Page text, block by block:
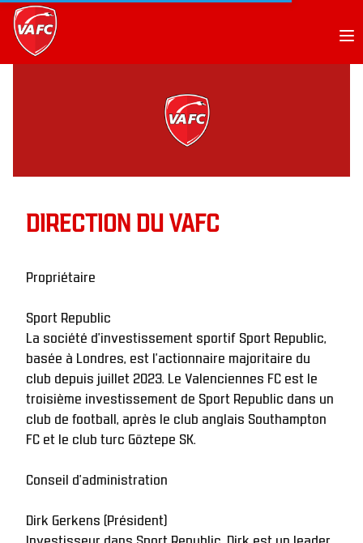
DIRECTION DU VAFC
Propriétaire
Sport Republic
La société d'investissement sportif Sport Republic,
basée à Londres, est l'actionnaire majoritaire du
club depuis juillet 2023. Le Valenciennes FC est le
troisième investissement de Sport Republic dans un
club de football, après le club anglais Southampton
FC et le club turc Göztepe SK.
Conseil d'administration
Dirk Gerkens (Président)
Investisseur dans Sport Republic, Dirk est un leader